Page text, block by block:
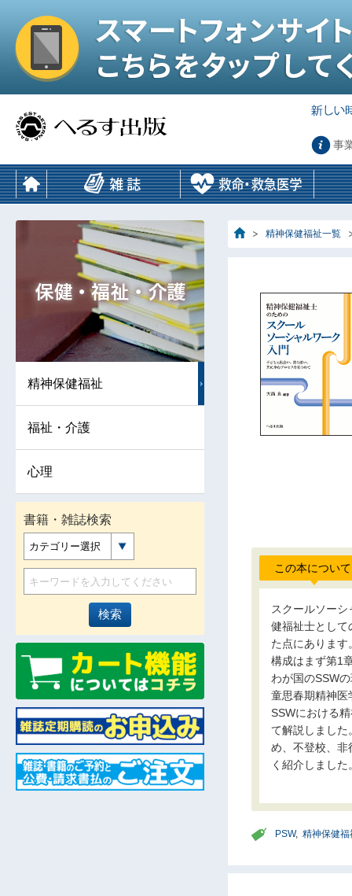
事
精神保健福祉一覧
この本について
スクールソー
健福祉士として
た点にあります
構成はまず第1
わが国のSSW
童思春期精神医
SSWにおける
て解説しまし
め、不登校、非
く紹介しました
PSW, 精神保健福
精神保健福祉
福祉・介護
心理
書籍・雑誌検索
カテゴリー選択